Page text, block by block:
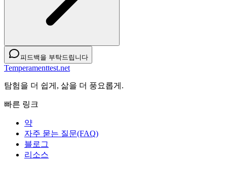
피드백을 부탁드립니다
Temperamenttest.net
탐험을 더 쉽게, 삶을 더 풍요롭게.
빠른 링크
약
자주 묻는 질문(FAQ)
블로그
리소스